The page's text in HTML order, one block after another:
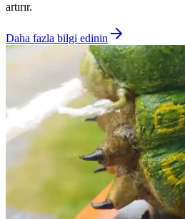
artırır.
Daha fazla bilgi edinin